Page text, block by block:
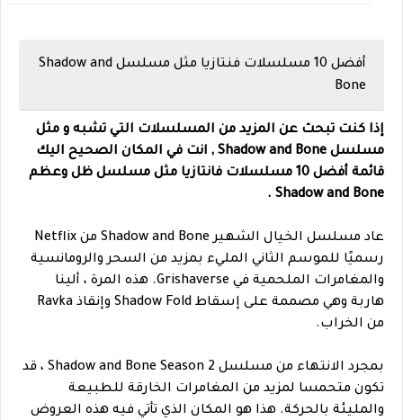
أفضل 10 مسلسلات فنتازيا مثل مسلسل Shadow and
Bone
إذا كنت تبحث عن المزيد من المسلسلات التي تشبه و مثل
مسلسل Shadow and Bone , انت في المكان الصحيح اليك
قائمة أفضل 10 مسلسلات فانتازيا مثل مسلسل ظل وعظم ‏
Shadow and Bone .
عاد مسلسل الخيال الشهير Shadow and Bone من Netflix
رسميًا للموسم الثاني المليء بمزيد من السحر والرومانسية
والمغامرات الملحمية في Grishaverse. هذه المرة ، ألينا
هاربة وهي مصممة على إسقاط Shadow Fold وإنقاذ Ravka
من الخراب.
بمجرد الانتهاء من مسلسل Shadow and Bone Season 2 ، قد
تكون متحمسا لمزيد من المغامرات الخارقة للطبيعة
والمليئة بالحركة. هذا هو المكان الذي تأتي فيه هذه العروض